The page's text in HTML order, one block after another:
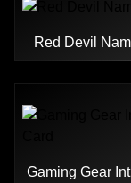
Red Devil
Gaming Gear